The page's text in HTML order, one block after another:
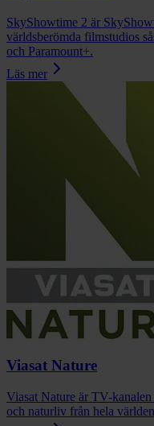
SkyShowtime 2 är
världsberömda filmstudios
och Paramount+.
Läs mer
Viasat Nature
Viasat Nature är TV-
och naturliv från hela